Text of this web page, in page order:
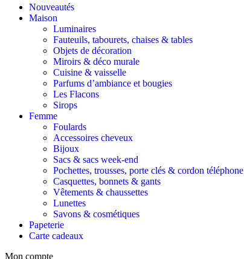
Nouveautés
Maison
Luminaires
Fauteuils, tabourets, chaises & tables
Objets de décoration
Miroirs & déco murale
Cuisine & vaisselle
Parfums d’ambiance et bougies
Les Flacons
Sirops
Femme
Foulards
Accessoires cheveux
Bijoux
Sacs & sacs week-end
Pochettes, trousses, porte clés & cordon téléphone
Casquettes, bonnets & gants
Vêtements & chaussettes
Lunettes
Savons & cosmétiques
Papeterie
Carte cadeaux
Mon compte